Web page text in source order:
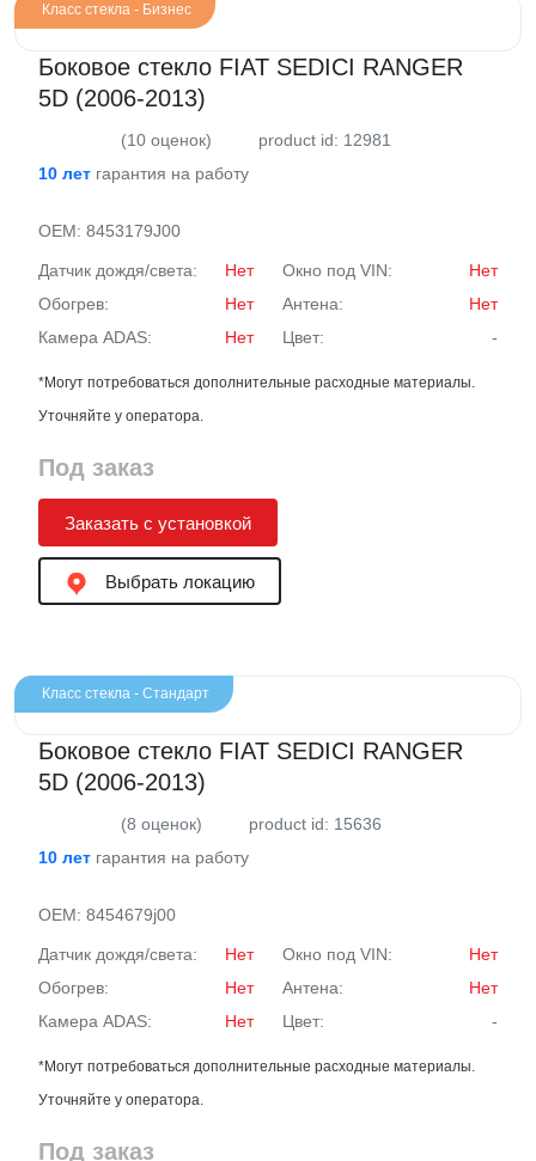
Класс стекла - Бизнес
Боковое стекло FIAT SEDICI RANGER
5D (2006-2013)
(10 оценок)
product id: 12981
10 лет гарантия на работу
OEM: 8453179J00
Датчик дождя/света: Нет Окно под VIN:
Нет
Обогрев:
Нет Антена:
Нет
Камера ADAS:
Нет Цвет: -
*Могут потребоваться дополнительные расходные материалы.
Уточняйте у оператора.
Под заказ
Заказать с установкой
Выбрать локацию
Класс стекла - Стандарт
Боковое стекло FIAT SEDICI RANGER
5D (2006-2013)
(8 оценок)
product id: 15636
10 лет гарантия на работу
OEM: 8454679j00
Датчик дождя/света: Нет Окно под VIN:
Нет
Обогрев:
Нет Антена:
Нет
Камера ADAS:
Нет Цвет: -
*Могут потребоваться дополнительные расходные материалы.
Уточняйте у оператора.
Под заказ